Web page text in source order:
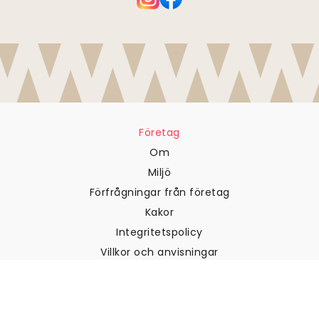
Företag
Om
Miljö
Förfrågningar från företag
Kakor
Integritetspolicy
Villkor och anvisningar